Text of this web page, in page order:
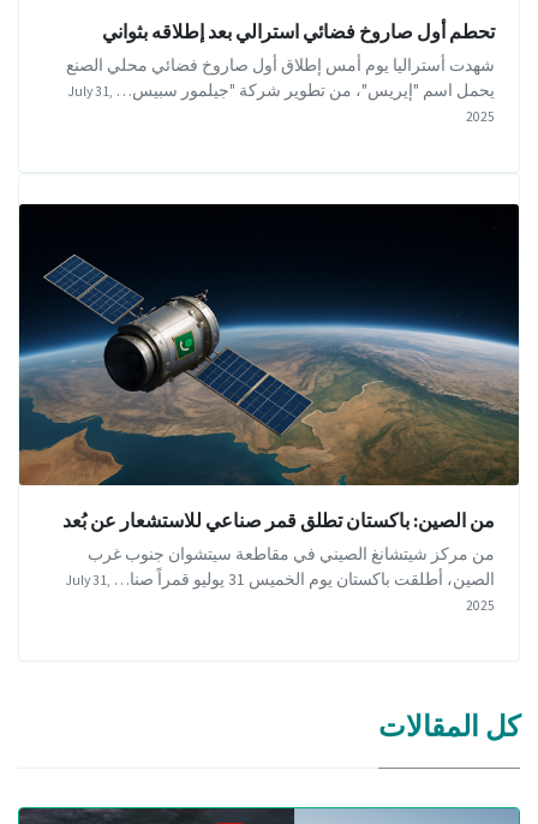
تحطم أول صاروخ فضائي استرالي بعد إطلاقه بثواني
شهدت أستراليا يوم أمس إطلاق أول صاروخ فضائي محلي الصنع
يحمل اسم "إيريس"، من تطوير شركة "جيلمور سبيس…
July 31,
2025
من الصين: باكستان تطلق قمر صناعي للاستشعار عن بُعد
من مركز شيتشانغ الصيني في مقاطعة سيتشوان جنوب غرب
الصين، أطلقت باكستان يوم الخميس 31 يوليو قمراً صنا…
July 31,
2025
كل المقالات